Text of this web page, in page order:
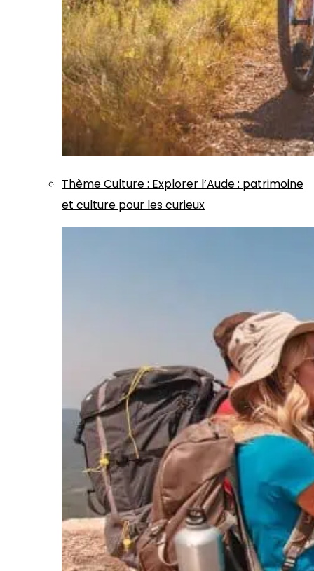
ThèmeCulture: Explorer l’Aude : patrimoine
et culture pour les curieux